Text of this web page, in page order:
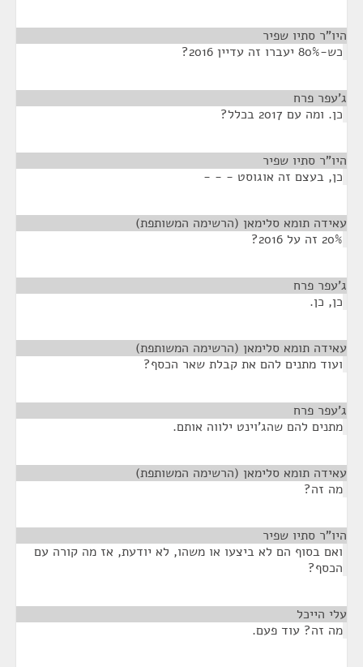
היו"ר סתיו שפיר
כש-80% יעברו זה עדיין 2016?
ג'עפר פרח
כן. ומה עם 2017 בכלל?
היו"ר סתיו שפיר
כן, בעצם זה אוגוסט - - -
עאידה תומא סלימאן (הרשימה המשותפת)
20% זה על 2016?
ג'עפר פרח
כן, כן.
עאידה תומא סלימאן (הרשימה המשותפת)
ועוד מתנים להם את קבלת שאר הכסף?
ג'עפר פרח
מתנים להם שהג'וינט ילווה אותם.
עאידה תומא סלימאן (הרשימה המשותפת)
מה זה?
היו"ר סתיו שפיר
ואם בסוף הם לא ביצעו או משהו, לא יודעת, אז מה קורה עם
הכסף?
עלי הייכל
מה זה? עוד פעם.